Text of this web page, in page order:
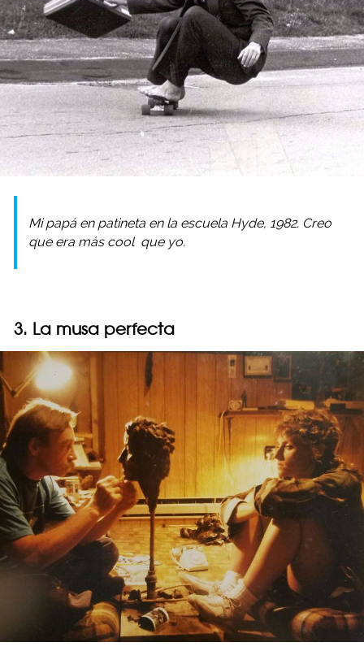
Mi papá en patineta en la escuela Hyde, 1982. Creo
que era más cool que yo.
3. La musa perfecta